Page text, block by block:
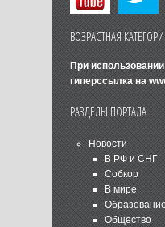
ВОЗРАСТНАЯ
При
гиперссылка на
РАЗДЕЛЫ ПОРТАЛА
Новости
В РФ и СНГ
Собкор
В мире
Образование
Общество